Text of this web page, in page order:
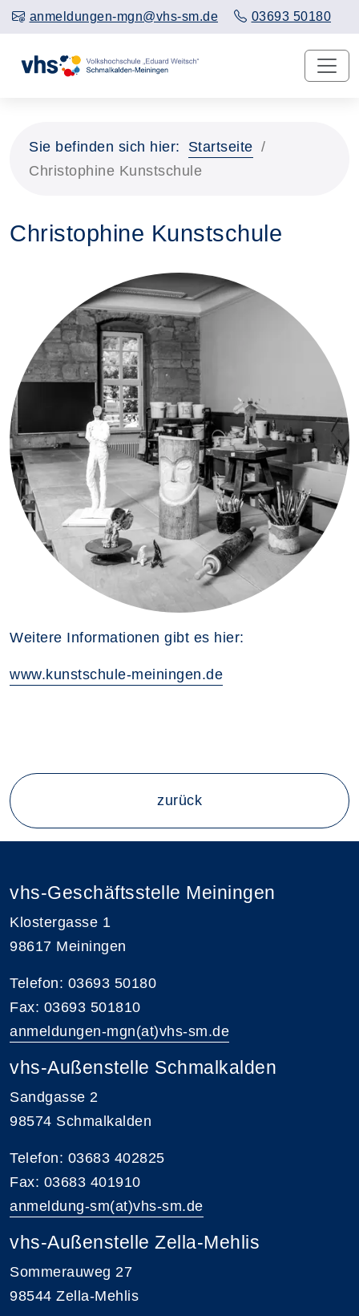
anmeldungen-mgn@vhs-sm.de 03693 50180
Sie befinden sich hier:
Startseite
Christophine Kunstschule
Christophine Kunstschule
Weitere Informationen gibt es hier:
www.kunstschule-meiningen.de
zurück
vhs-Geschäftsstelle Meiningen
Klostergasse 1
98617 Meiningen
Telefon: 03693 50180
Fax: 03693 501810
anmeldungen-mgn(at)vhs-sm.de
vhs-Außenstelle Schmalkalden
Sandgasse 2
98574 Schmalkalden
Telefon: 03683 402825
Fax: 03683 401910
anmeldung-sm(at)vhs-sm.de
vhs-Außenstelle Zella-Mehlis
Sommerauweg 27
98544 Zella-Mehlis